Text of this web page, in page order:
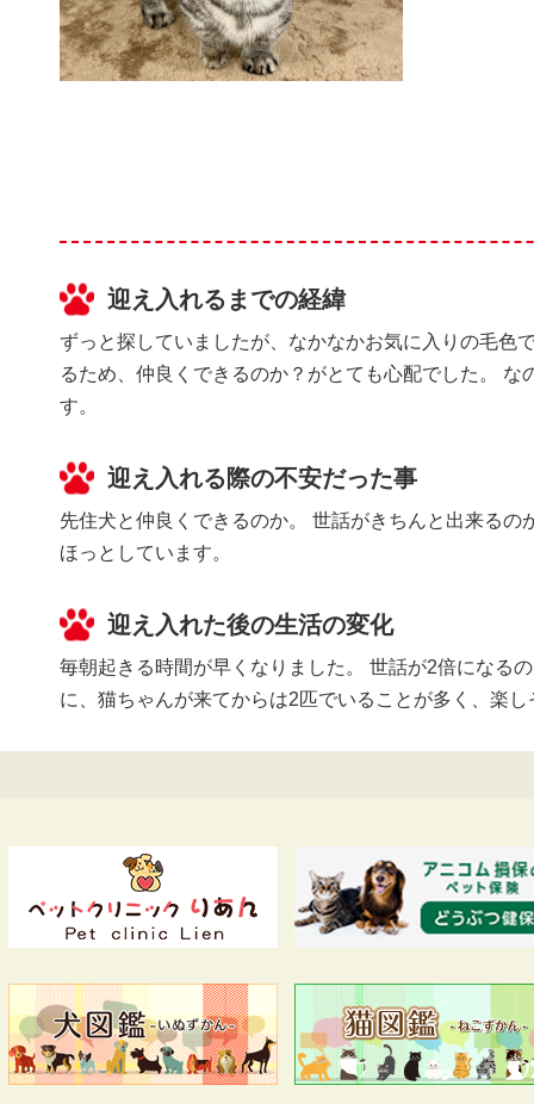
迎え入れるまでの経緯
ずっと探していましたが、なかなかお気に入りの毛色
るため、仲良くできるのか？がとても心配でした。
す。
迎え入れる際の不安だった事
先住犬と仲良くできるのか。 世話がきちんと出来る
ほっとしています。
迎え入れた後の生活の変化
毎朝起きる時間が早くなりました。 世話が2倍になる
に、猫ちゃんが来てからは2匹でいることが多く、楽